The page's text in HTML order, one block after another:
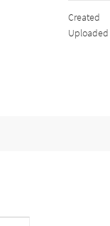
Created
Uploaded